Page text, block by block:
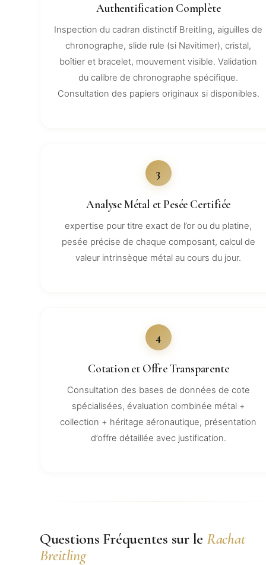
Authentification Complète
Inspection du cadran distinctif Breitling, aiguilles de
chronographe, slide rule (si Navitimer), cristal,
boîtier et bracelet, mouvement visible. Validation
du calibre de chronographe spécifique.
Consultation des papiers originaux si disponibles.
3
Analyse Métal et Pesée Certifiée
expertise pour titre exact de l’or ou du platine,
pesée précise de chaque composant, calcul de
valeur intrinsèque métal au cours du jour.
4
Cotation et Offre Transparente
Consultation des bases de données de cote
spécialisées, évaluation combinée métal +
collection + héritage aéronautique, présentation
d’offre détaillée avec justification.
Questions Fréquentes sur le Rachat
Breitling